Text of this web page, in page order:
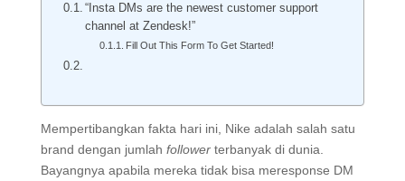
“Insta DMs are the newest customer support
channel at Zendesk!”
Fill Out This Form To Get Started!
Mempertibangkan fakta hari ini, Nike adalah salah satu
brand dengan jumlah followerterbanyak di dunia.
Bayangnya apabila mereka tidak bisa meresponse DM